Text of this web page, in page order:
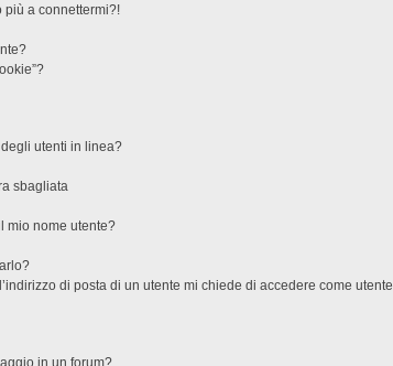
più a connettermi?!
utenti in linea?
sbagliata
mio nome utente?
di posta di un utente mi chiede di accedere come utente
in un forum?